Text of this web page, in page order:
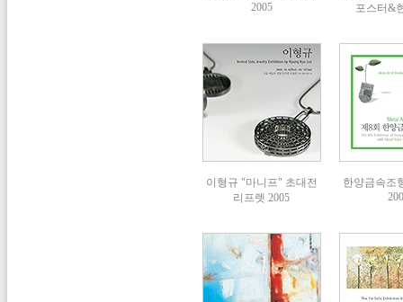
2005
포스터&
이형규 "마니프" 초대전
리프렛 2005
한양금속조